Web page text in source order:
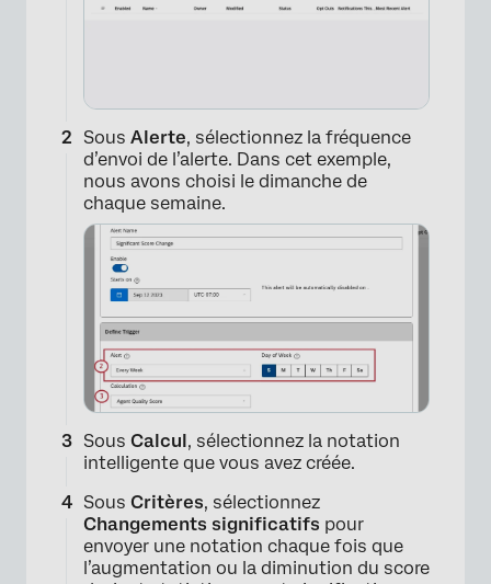
×
Sous Alerte, sélectionnez la fréquence
d’envoi de l’alerte. Dans cet exemple,
nous avons choisi le dimanche de
chaque semaine.
Sous Calcul, sélectionnez la notation
intelligente que vous avez créée.
Sous Critères, sélectionnez
Changements significatifs pour
envoyer une notation chaque fois que
l’augmentation ou la diminution du score